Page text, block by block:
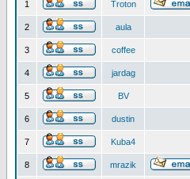
1 Troton
2 aula
3 coffee
4 jardag
5 BV
6 dustin
7 Kuba4
8 mrazik